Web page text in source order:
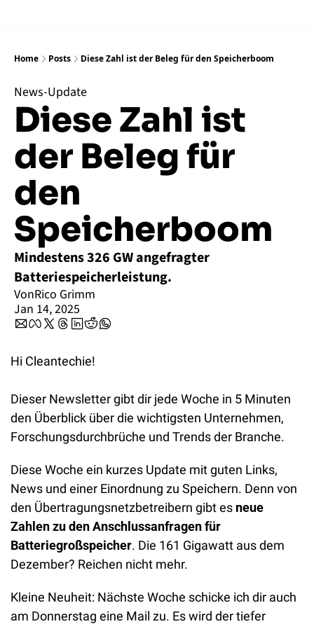
Home Posts Diese Zahl ist der Beleg für den Speicherboom
News-Update
Diese Zahl ist
der Beleg für
den
Speicherboom
Mindestens 326 GW angefragter
Batteriespeicherleistung.
VonRico Grimm
Jan 14, 2025
Hi Cleantechie!
Dieser Newsletter gibt dir jede Woche in 5 Minuten
den Überblick über die wichtigsten Unternehmen,
Forschungsdurchbrüche und Trends der Branche.
Diese Woche ein kurzes Update mit guten Links,
News und einer Einordnung zu Speichern. Denn von
den Übertragungsnetzbetreibern gibt es neue
Zahlen zu den Anschlussanfragen für
Batteriegroßspeicher. Die 161 Gigawatt aus dem
Dezember? Reichen nicht mehr.
Kleine Neuheit: Nächste Woche schicke ich dir auch
am Donnerstag eine Mail zu. Es wird der tiefer